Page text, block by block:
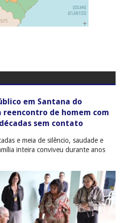
em Santana do
de homem com
sem contato
e meia de silêncio, saudade e
inteira conviveu durante anos